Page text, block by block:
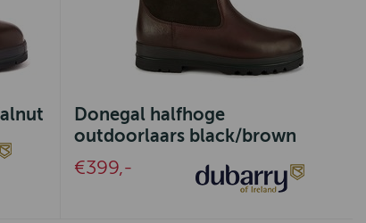
Donegal halfhoge
outdoorlaars black/brown
€399,-